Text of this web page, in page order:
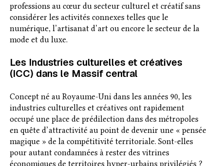
professions au cœur du secteur culturel et créatif sans
considérer les activités connexes telles que le
numérique, l’artisanat d’art ou encore le secteur de la
mode et du luxe.
Les Industries culturelles et créatives
(ICC) dans le Massif central
Concept né au Royaume-Uni dans les années 90, les
industries culturelles et créatives ont rapidement
occupé une place de prédilection dans des métropoles
en quête d’attractivité au point de devenir une « pensée
magique » de la compétitivité territoriale. Sont-elles
pour autant condamnées à rester des vitrines
économiques de territoires hyper-urbains privilégiés ?